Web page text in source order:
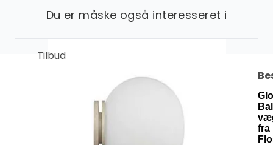
Du er måske også interesseret i
Tilbud
fra